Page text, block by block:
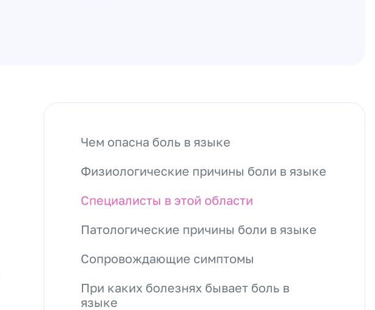
Чем опасна боль в языке
Физиологические причины боли в языке
Специалисты в этой области
Патологические причины боли в языке
Сопровождающие симптомы
При каких болезнях бывает боль в
языке